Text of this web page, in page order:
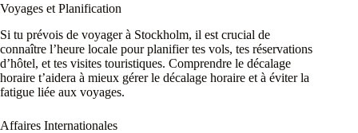
Voyages et Planification
Si tu prévois de voyager à Stockholm, il est crucial de
connaître l’heure locale pour planifier tes vols, tes réservations
d’hôtel, et tes visites touristiques. Comprendre le décalage
horaire t’aidera à mieux gérer le décalage horaire et à éviter la
fatigue liée aux voyages.
Affaires Internationales